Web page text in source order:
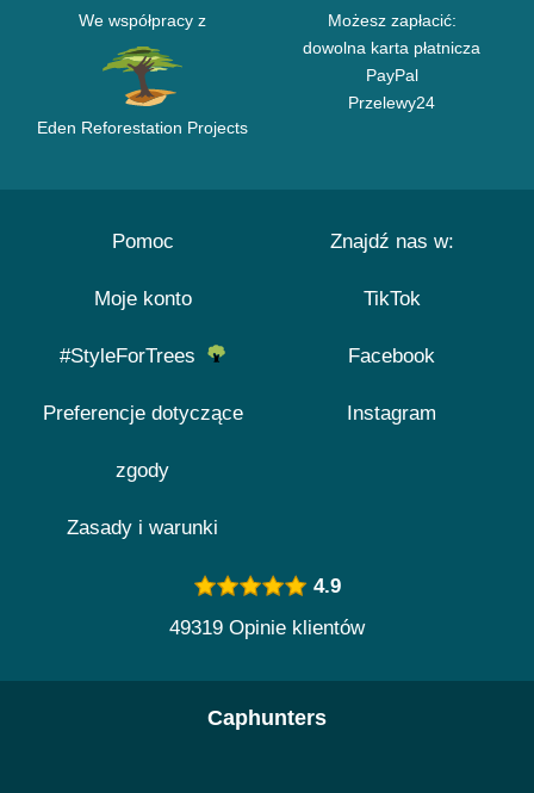
We współpracy z
Eden Reforestation Projects
Możesz zapłacić:
dowolna karta płatnicza
PayPal
Przelewy24
Pomoc
Moje konto
#StyleForTrees
Preferencje dotyczące
zgody
Zasady i warunki
Znajdź nas w:
TikTok
Facebook
Instagram
4.9
49319 Opinie klientów
Caphunters